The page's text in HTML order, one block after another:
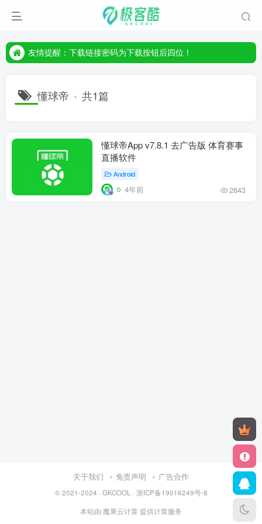
友情提醒：下载链接密码为下载按钮后四位！
友情提醒：下载链接密码为下载按钮后四位！
懂球帝 共1篇
懂球帝App v7.8.1 去广告版 体育赛事
直播软件
Android
4年前 2643
关于我们 免责声明 广告合作
© 2021-2024 · GKCOOL · 浙ICP备19016249号-8
本站由 魔果云计算 提供计算服务